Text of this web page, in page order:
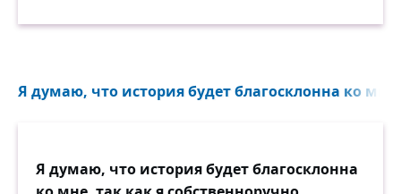
Я думаю, что история будет благосклонна ко
Я думаю, что история будет благосклонна